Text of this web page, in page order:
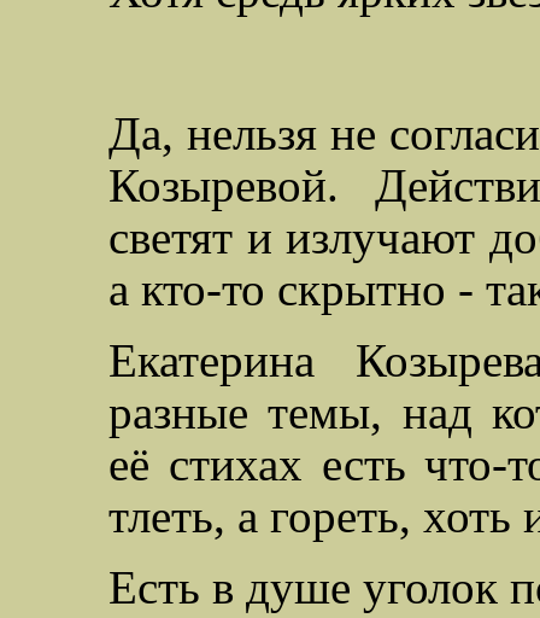
Да, нельзя не
Козыревой.
светят и излучают
а кто-то скрытно -
Екатерина
разные темы, над
её стихах есть что-
тлеть, а гореть,
Есть в душе уголок